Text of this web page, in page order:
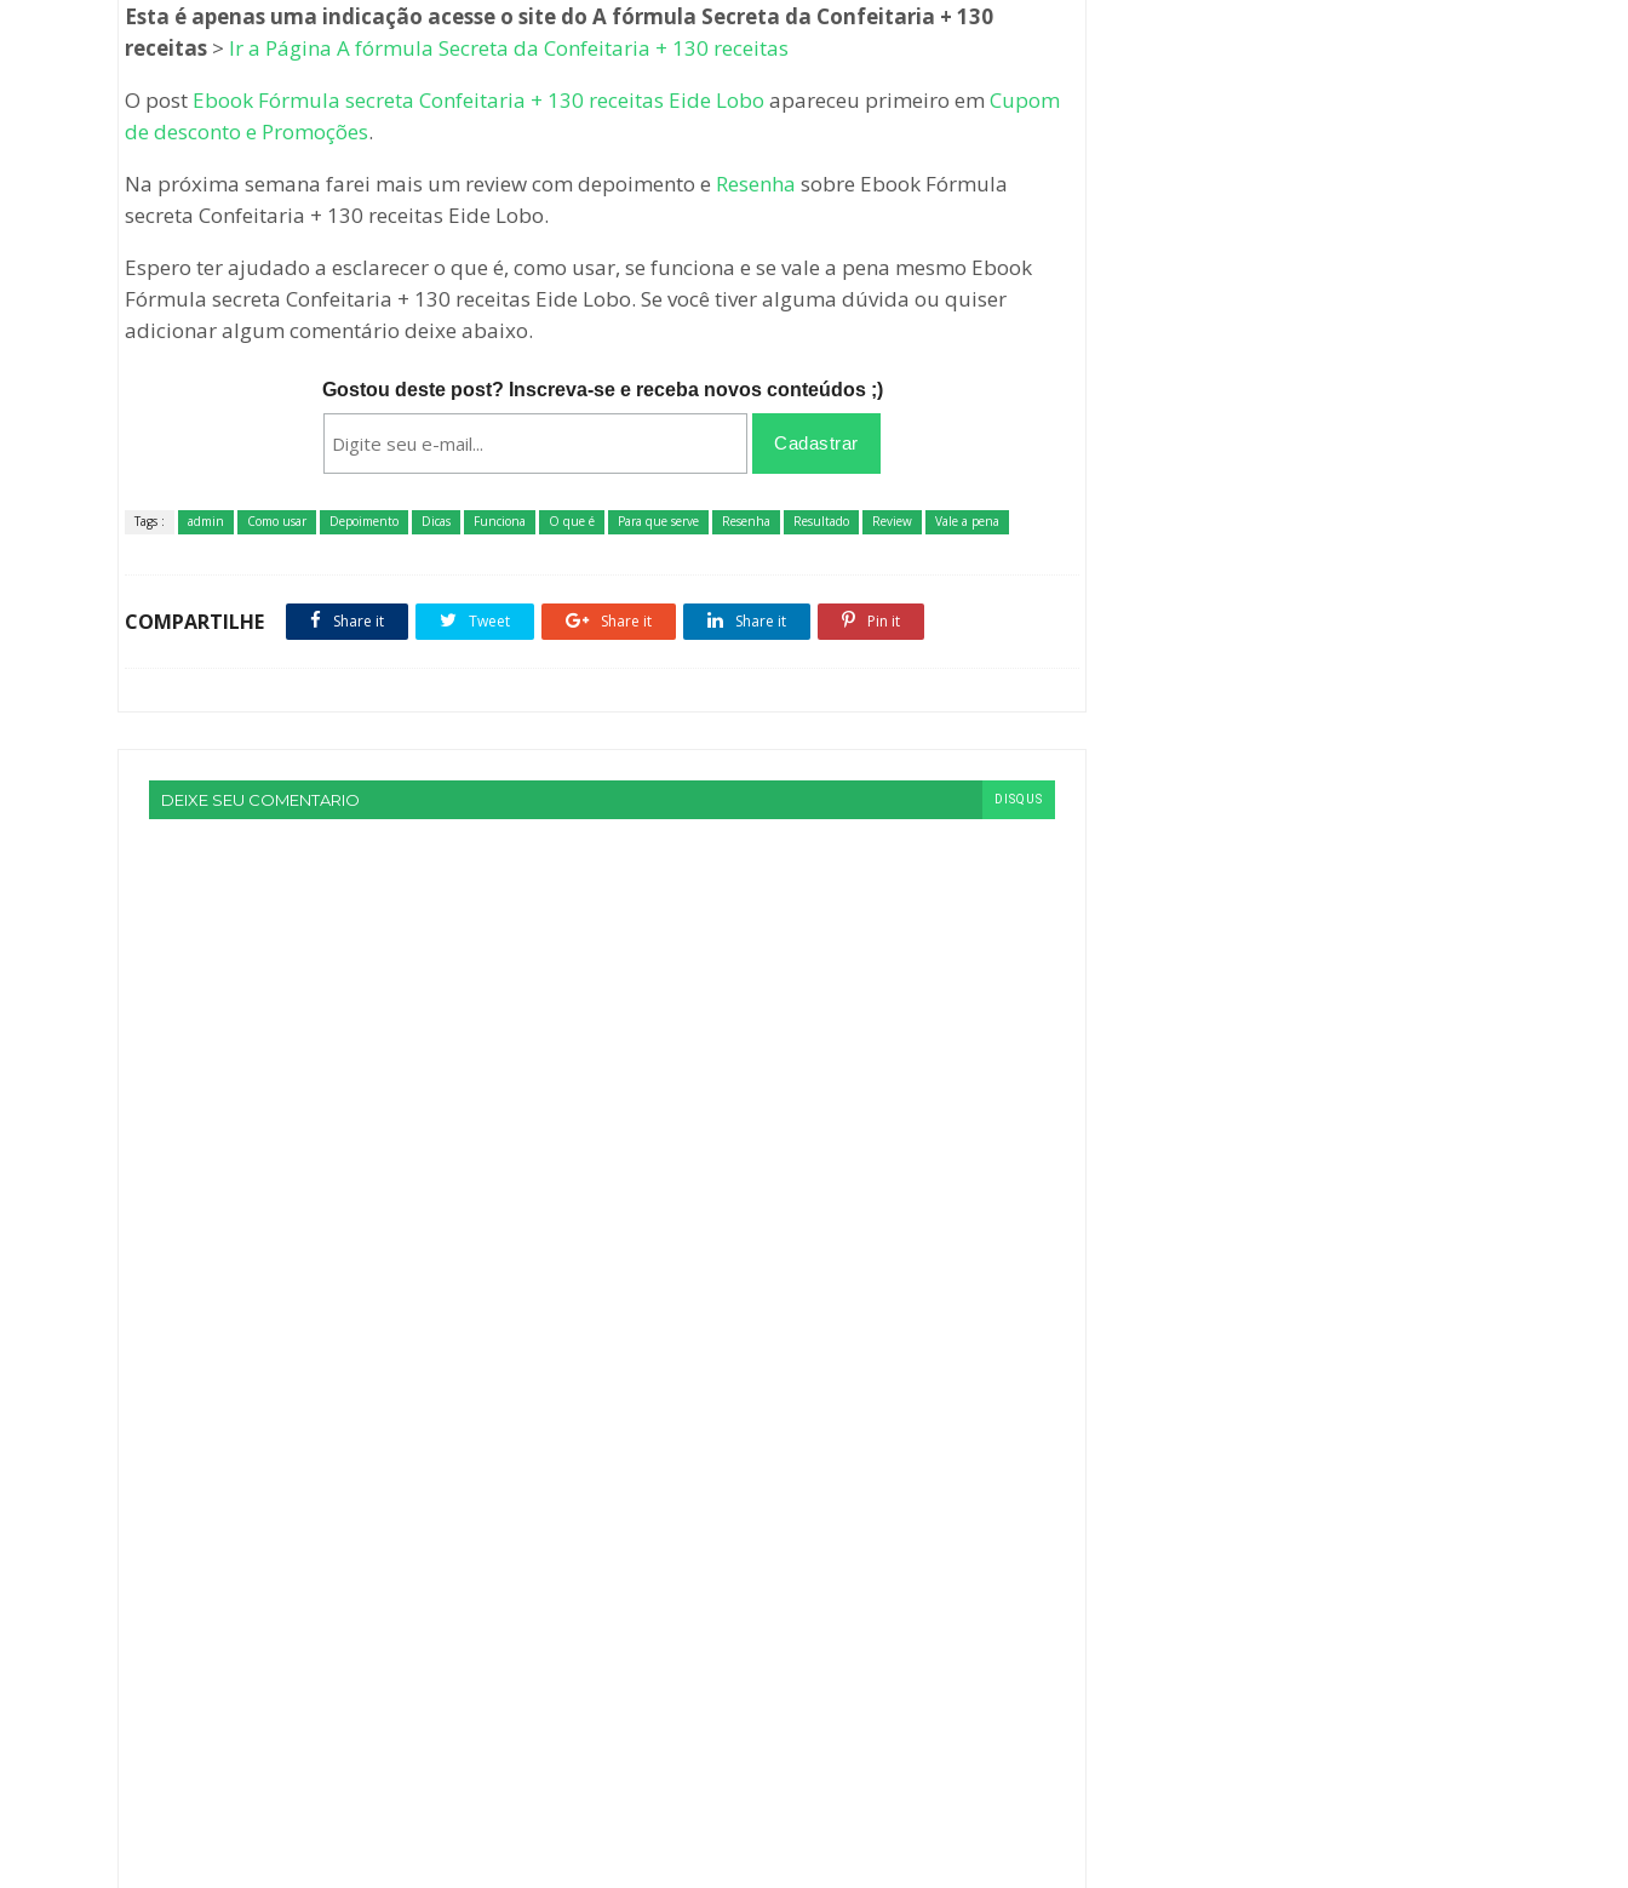
Esta é apenas uma indicação acesse o site do A fórmula Secreta da Confeitaria + 130
receitas > Ir a Página A fórmula Secreta da Confeitaria + 130 receitas
O post Ebook Fórmula secreta Confeitaria + 130 receitas Eide Lobo apareceu primeiro em Cupom
de desconto e Promoções.
Na próxima semana farei mais um review com depoimento e Resenha sobre Ebook Fórmula
secreta Confeitaria + 130 receitas Eide Lobo.
Espero ter ajudado a esclarecer o que é, como usar, se funciona e se vale a pena mesmo Ebook
Fórmula secreta Confeitaria + 130 receitas Eide Lobo. Se você tiver alguma dúvida ou quiser
adicionar algum comentário deixe abaixo.
Gostou deste post? Inscreva-se e receba novos conteúdos ;)
Tags : admin Como usar Depoimento Dicas Funciona O que é Para que serve Resenha Resultado Review Vale a pena
COMPARTILHE Share it Tweet Share it Share it Pin it
DEIXE SEU COMENTARIO DISQUS